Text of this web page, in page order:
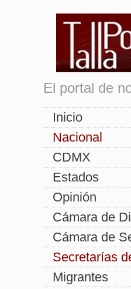
El portal de
Inicio
Nacional
CDMX
Estados
Opinión
Cámara de
Cámara de
Secretarías
Migrantes